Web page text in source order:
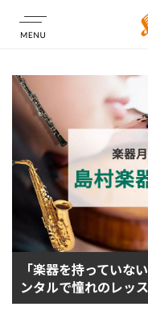
店舗情報
「楽器を持ってい
ンタルで憧れのレッ